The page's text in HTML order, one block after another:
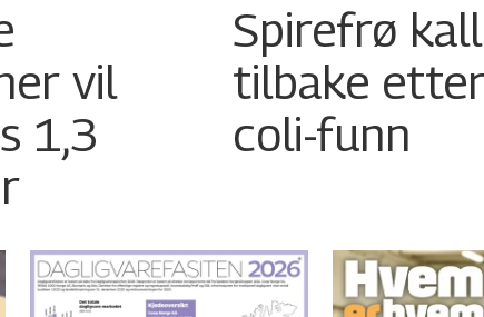
vil
1,3
Spirefrø
tilbake
coli-funn